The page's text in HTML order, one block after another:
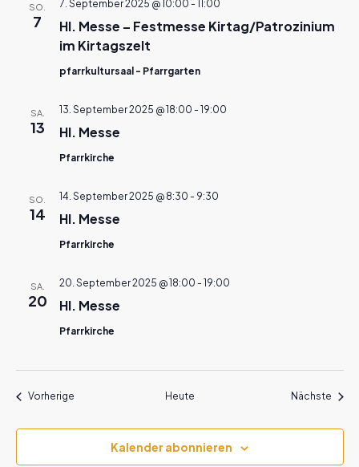
SO.
7
Hl. Messe – Festmesse Kirtag/Patrozinium
im Kirtagszelt
7. September 2025 @ 10:00 - 11:00
pfarrkultursaal - Pfarrgarten
SA.
13 Hl. Messe
13. September 2025 @ 18:00 - 19:00
Pfarrkirche
SO.
14 Hl. Messe
14. September 2025 @ 8:30 - 9:30
Pfarrkirche
SA.
20 Hl. Messe
20. September 2025 @ 18:00 - 19:00
Pfarrkirche
VorherigeVeranstaltungen Heute Nächste
Kalender abonnieren